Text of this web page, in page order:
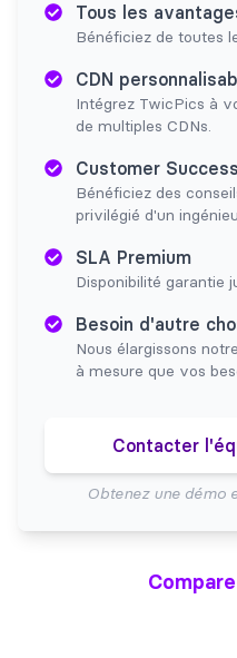
Tous les
Bénéficiez de toutes
CDN
Intégrez TwicPics à
de multiples CDNs.
Customer
Bénéficiez des
privilégié d'un
SLA Premium
Disponibilité garantie
Besoin d'autre
Nous élargissons
à mesure que vos
Contacter
Obtenez une démo